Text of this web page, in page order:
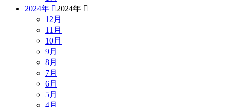
2024年
2024年
12月
11月
10月
9月
8月
7月
6月
5月